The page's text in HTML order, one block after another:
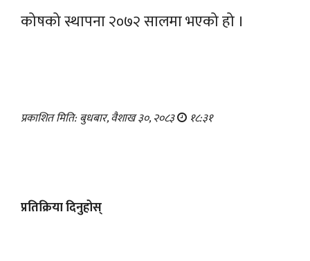
कोषको स्थापना २०७२ सालमा भएको हो ।
प्रकाशित मिति: बुधबार, वैशाख ३०, २०८३ १८:३१
प्रतिक्रिया दिनुहोस्